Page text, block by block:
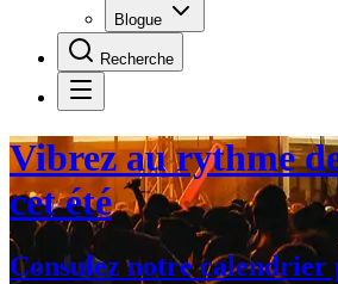
Blogue
Recherche
Vibrez au rythme
cet été
Consulez notre calendrier